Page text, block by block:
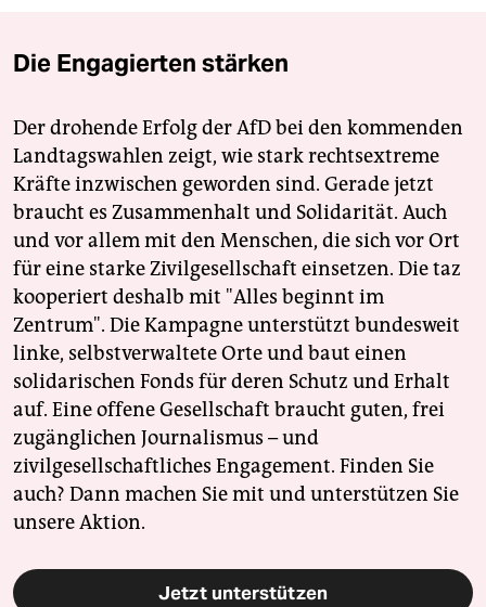
Die Engagierten stärken
Der drohende Erfolg der AfD bei den kommenden
Landtagswahlen zeigt, wie stark rechtsextreme
Kräfte inzwischen geworden sind. Gerade jetzt
braucht es Zusammenhalt und Solidarität. Auch
und vor allem mit den Menschen, die sich vor Ort
für eine starke Zivilgesellschaft einsetzen. Die taz
kooperiert deshalb mit "Alles beginnt im
Zentrum". Die Kampagne unterstützt bundesweit
linke, selbstverwaltete Orte und baut einen
solidarischen Fonds für deren Schutz und Erhalt
auf. Eine offene Gesellschaft braucht guten, frei
zugänglichen Journalismus – und
zivilgesellschaftliches Engagement. Finden Sie
auch? Dann machen Sie mit und unterstützen Sie
unsere Aktion.
Jetzt unterstützen